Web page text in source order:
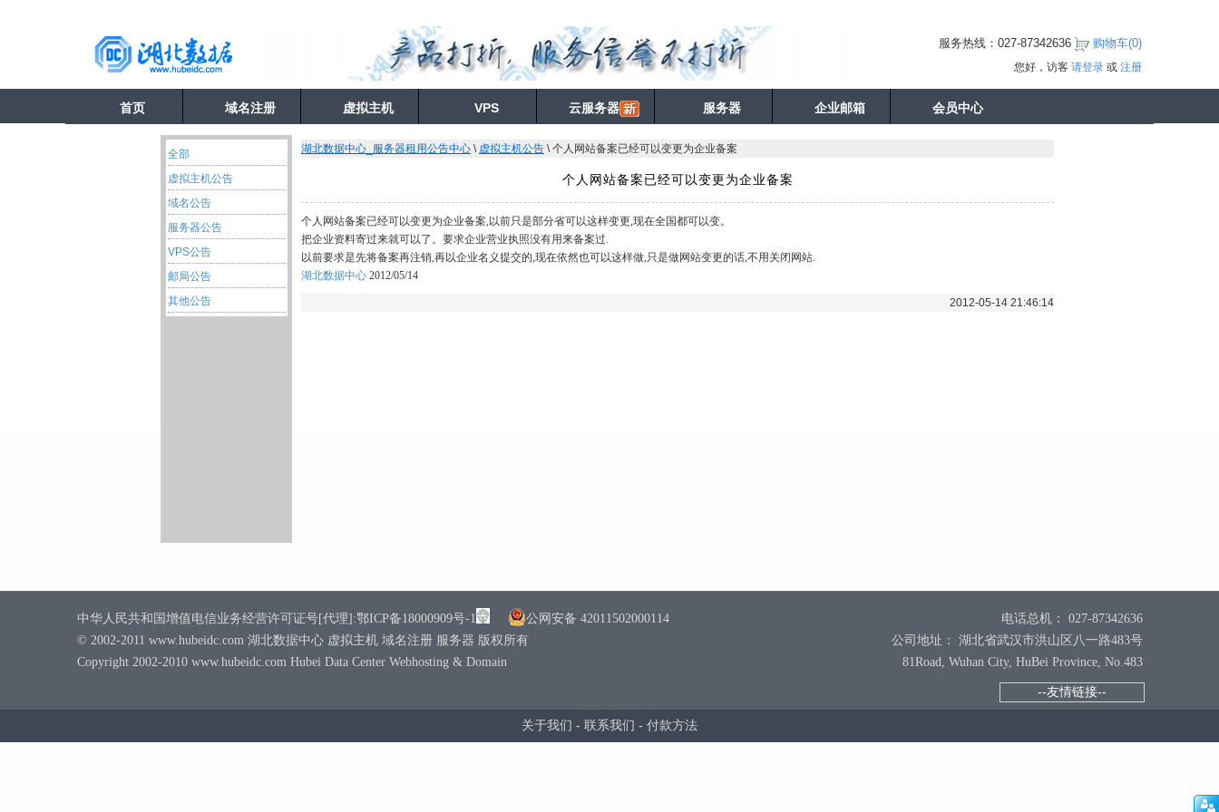
服务热线：027-87342636 购物车(0)
您好，访客 请登录或 注册
首页 域名注册 虚拟主机 VPS 云服务器 服务器 企业邮箱 会员中心
全部
虚拟主机公告
域名公告
服务器公告
VPS公告
邮局公告
其他公告
湖北数据中心_服务器租用公告中心 \ 虚拟主机公告 \ 个人网站备案已经可以变更为企业备案
个人网站备案已经可以变更为企业备案
个人网站备案已经可以变更为企业备案,以前只是部分省可以这样变更,现在全国都可以变。
把企业资料寄过来就可以了。要求企业营业执照没有用来备案过.
以前要求是先将备案再注销,再以企业名义提交的,现在依然也可以这样做,只是做网站变更的话,不用关闭网站.
湖北数据中心 2012/05/14
2012-05-14 21:46:14
中华人民共和国增值电信业务经营许可证号[代理]:鄂ICP备18000909号-1
公网安备 42011502000114
© 2002-2011 www.hubeidc.com 湖北数据中心 虚拟主机 域名注册 服务器 版权所有
Copyright 2002-2010 www.hubeidc.com Hubei Data Center Webhosting & Domain
电话总机： 027-87342636
公司地址： 湖北省武汉市洪山区八一路483号
81Road, Wuhan City, HuBei Province, No.483
--友情链接--
关于我们 - 联系我们 - 付款方法